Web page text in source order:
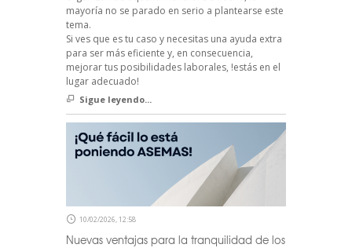
mayoría no se parado en serio a plantearse este
tema.
Si ves que es tu caso y necesitas una ayuda extra
para ser más eficiente y, en consecuencia,
mejorar tus posibilidades laborales, !estás en el
lugar adecuado!
Sigue leyendo...
10/02/2026, 12:58
Nuevas ventajas para la tranquilidad de los